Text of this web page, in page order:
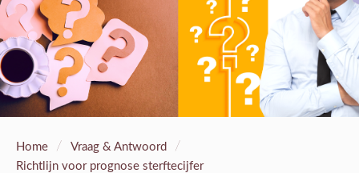
Home / Vraag & Antwoord /
Richtlijn voor prognose sterftecijfer